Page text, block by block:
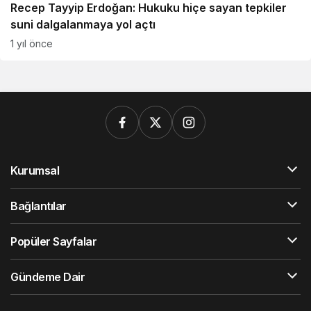
Recep Tayyip Erdoğan: Hukuku hiçe sayan tepkiler
suni dalgalanmaya yol açtı
1 yıl önce
Kurumsal
Bağlantılar
Popüler Sayfalar
Gündeme Dair